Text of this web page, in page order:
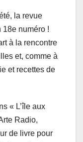
la revue
numéro !
à la rencontre
et, comme à
et recettes de
« L’île aux
Radio,
de livre pour